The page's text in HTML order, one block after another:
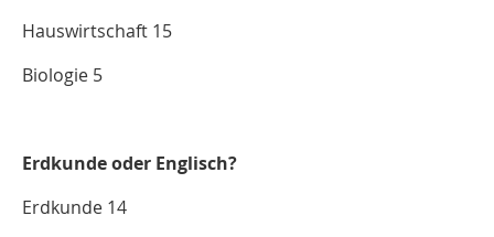
Hauswirtschaft 15
Biologie 5
Erdkunde oder Englisch?
Erdkunde 14